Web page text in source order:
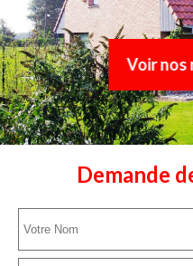
Voir nos
Demande